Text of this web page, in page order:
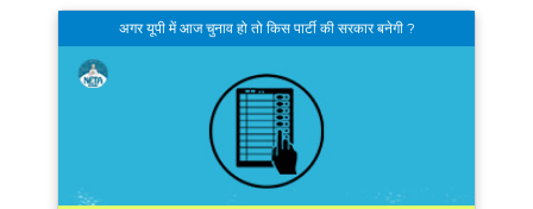
अगर यूपी में आज चुनाव हो तो किस पार्टी की सरकार बनेगी ?